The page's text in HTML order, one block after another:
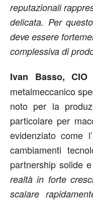
reputazionali
delicata. Per
deve essere
complessiva di
Ivan Basso,
metalmeccanico
noto per la
particolare per
evidenziato come
cambiamenti
partnership solide
realtà in forte
scalare